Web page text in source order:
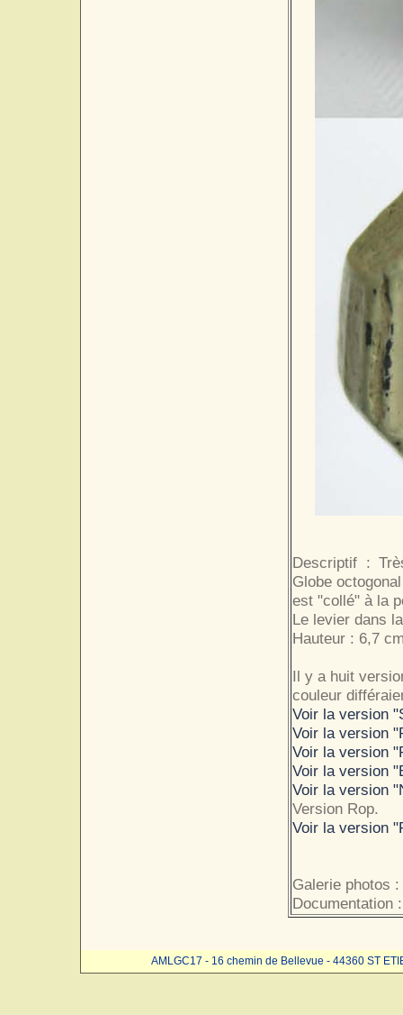
Descriptif :
Globe
est "collé" à la
Le levier dans
Hauteur : 6,7
Il y a huit
couleur
Voir la version
Voir la version
Voir la version
Voir la version
Voir la version
Version Rop.
Voir la version
Galerie photos :
Documentation :
AMLGC17 - 16 chemin de Bellevue - 44360 ST